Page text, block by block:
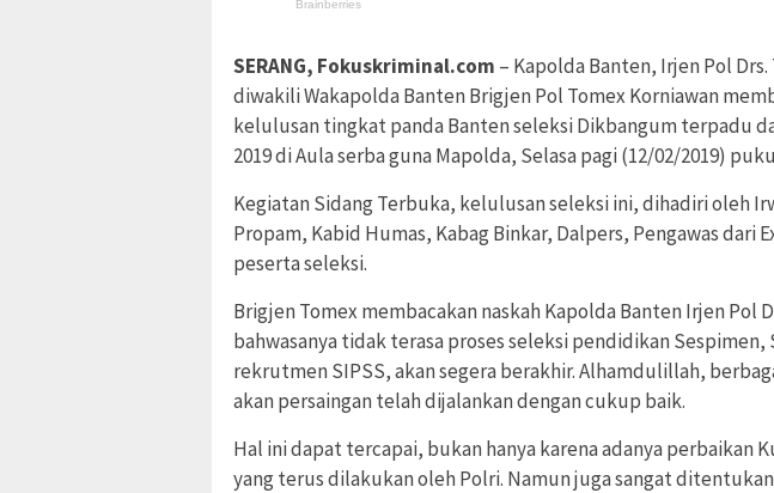
SERANG, Fokuskriminal.com – Kapolda Banten, Irjen Pol Drs.
diwakili Wakapolda Banten Brigjen Pol Tomex Korniawan
kelulusan tingkat panda Banten seleksi Dikbangum terpadu
2019 di Aula serba guna Mapolda, Selasa pagi (12/02/2019)
Kegiatan Sidang Terbuka, kelulusan seleksi ini, dihadiri oleh
Propam, Kabid Humas, Kabag Binkar, Dalpers, Pengawas dari
peserta seleksi.
Brigjen Tomex membacakan naskah Kapolda Banten Irjen Pol
bahwasanya tidak terasa proses seleksi pendidikan Sespimen,
rekrutmen SIPSS, akan segera berakhir. Alhamdulillah,
akan persaingan telah dijalankan dengan cukup baik.
Hal ini dapat tercapai, bukan hanya karena adanya perbaikan
yang terus dilakukan oleh Polri. Namun juga sangat